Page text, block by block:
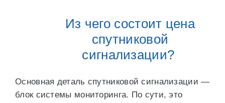
Из чего состоит цена
спутниковой
сигнализации?
Основная деталь спутниковой сигнализации —
блок системы мониторинга. По сути, это